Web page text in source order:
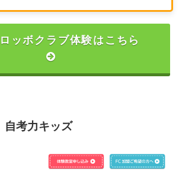
ロッボクラブ体験はこちら
自考力キッズ